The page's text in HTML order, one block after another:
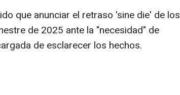
que anunciar el retraso 'sine die' de los
de 2025 ante la "necesidad" de
de esclarecer los hechos.